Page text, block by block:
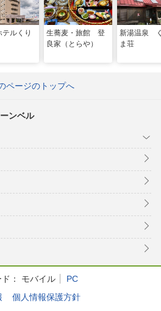
テルくり
生蕎麦・旅館 登
良家（とらや）
新湯温泉
ま荘
ページのトップへ
ンベル
： モバイル
PC
個人情報保護方針